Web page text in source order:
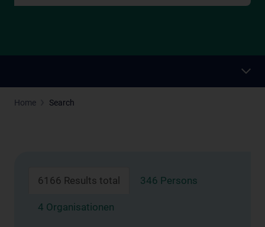
Home Search
6166 Results total 346 Persons
4 Organisationen